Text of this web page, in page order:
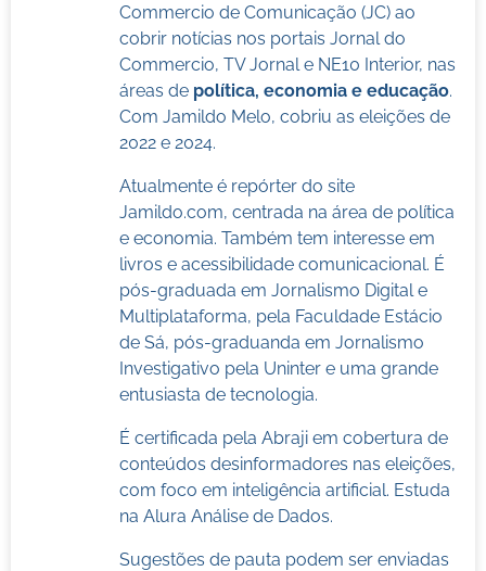
Commercio de Comunicação (JC) ao
cobrir notícias nos portais Jornal do
Commercio, TV Jornal e NE10 Interior, nas
áreas de política, economia e educação.
Com Jamildo Melo, cobriu as eleições de
2022 e 2024.
Atualmente é repórter do site
Jamildo.com, centrada na área de política
e economia. Também tem interesse em
livros e acessibilidade comunicacional. É
pós-graduada em Jornalismo Digital e
Multiplataforma, pela Faculdade Estácio
de Sá, pós-graduanda em Jornalismo
Investigativo pela Uninter e uma grande
entusiasta de tecnologia.
É certificada pela Abraji em cobertura de
conteúdos desinformadores nas eleições,
com foco em inteligência artificial. Estuda
na Alura Análise de Dados.
Sugestões de pauta podem ser enviadas